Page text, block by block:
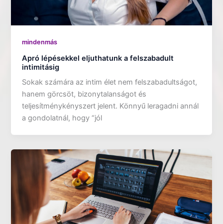
mindenmás
Apró lépésekkel eljuthatunk a felszabadult
intimitásig
Sokak számára az intim élet nem felszabadultságot,
hanem görcsöt, bizonytalanságot és
teljesítménykényszert jelent. Könnyű leragadni annál
a gondolatnál, hogy “jól